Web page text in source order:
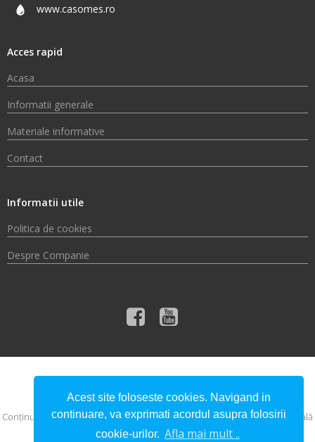
www.casomes.ro
Acces rapid
Acasa
Informatii generale
Materiale informative
Contact
Informatii utile
Politica de cookies
Despre Companie
© 2026 Compania de Apă Someș S.A.
Conţinutul acestui material nu reprezintă în mod obligatoriu poziţia oficială
a Uniunii Europene sau a Guvernului României.
Acest site foloseste cookies. Navigand in
continuare, va exprimati acordul asupra folosirii
cookie-urilor. Afla mai mult ..